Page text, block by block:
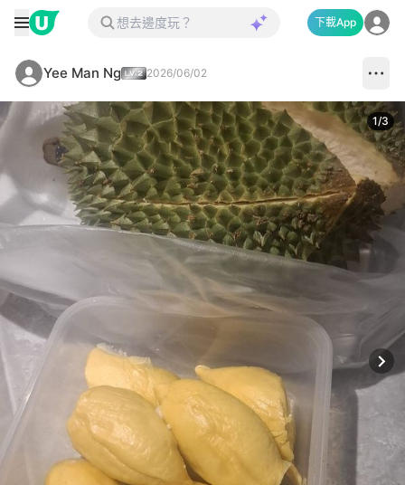
下載App
Yee Man Ng 2026/06/02
1/3